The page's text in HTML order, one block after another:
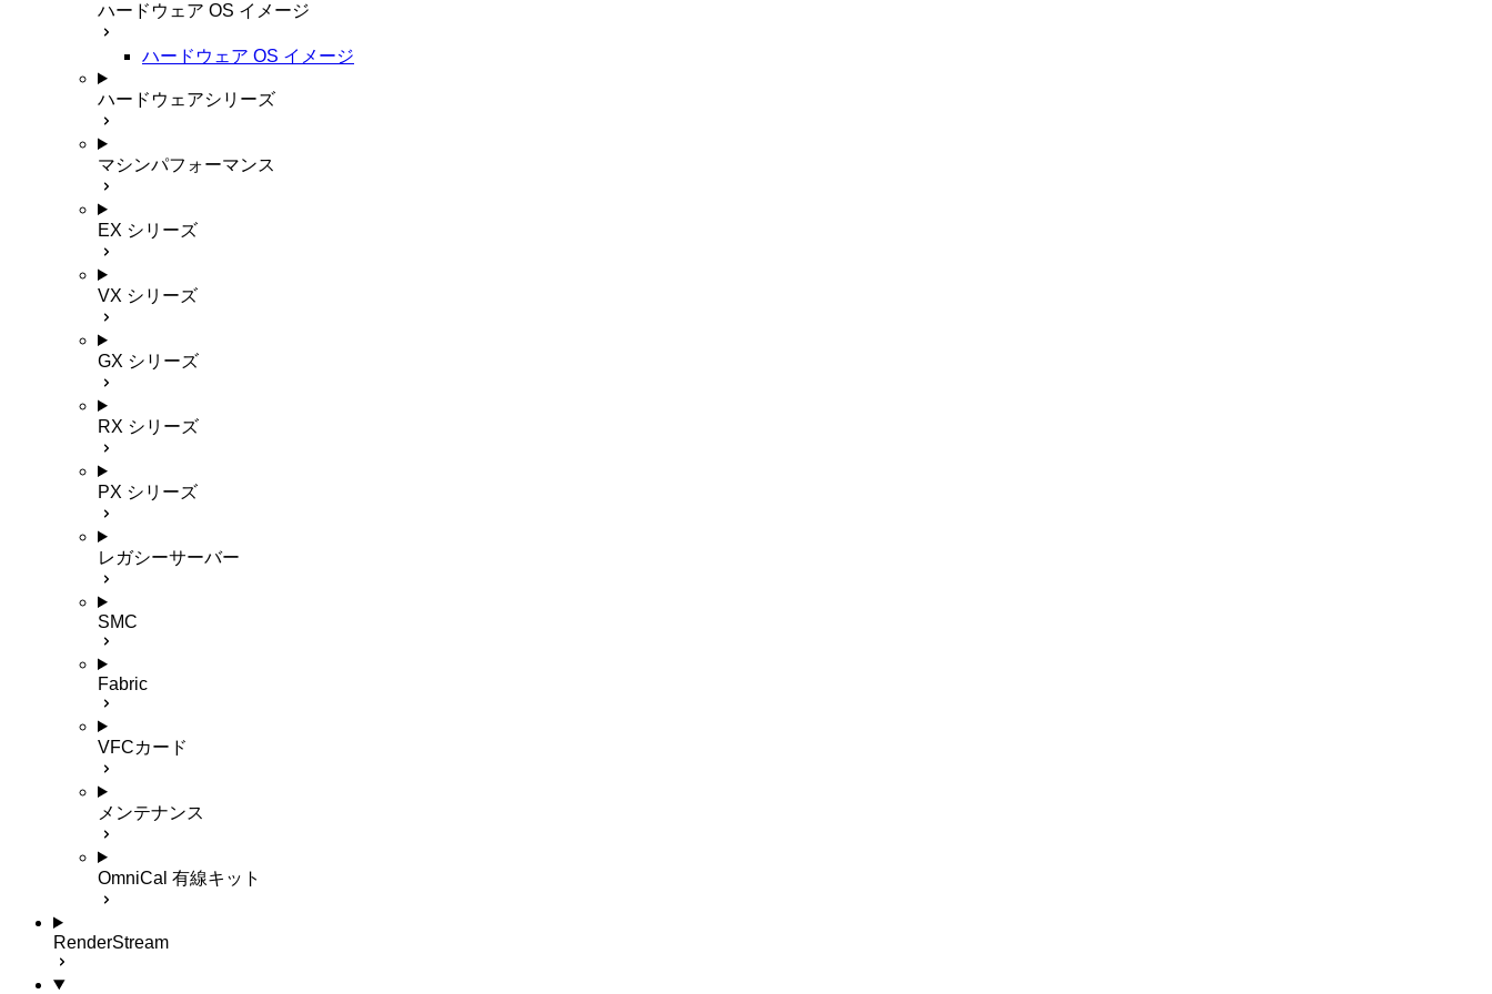
ハードウェア OS イメージ
ハードウェア OS イメージ
ハードウェアシリーズ
マシンパフォーマンス
EX シリーズ
VX シリーズ
GX シリーズ
RX シリーズ
PX シリーズ
レガシーサーバー
SMC
Fabric
VFCカード
メンテナンス
OmniCal 有線キット
RenderStream